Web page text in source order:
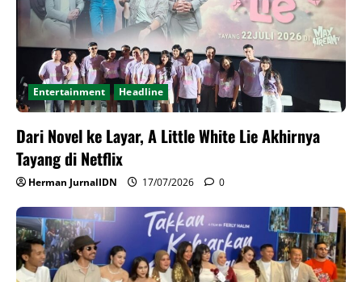
Entertainment Headline
Dari Novel ke Layar, A Little White Lie Akhirnya
Tayang di Netflix
Herman JurnalIDN 17/07/2026 0